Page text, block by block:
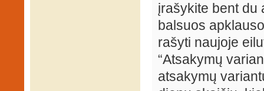
įrašykite bent du
balsuos
rašyti naujoje
“Atsakymų
atsakymų